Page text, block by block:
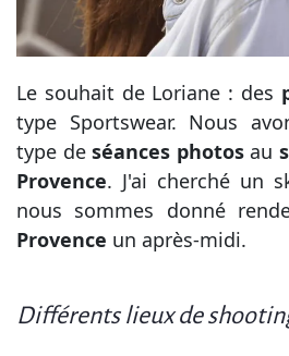
Le souhait de Loriane : des
type Sportswear. Nous
type deséances photosau
Provence. J'ai cherché un
nous sommes donné
Provence un après-midi.
Différents lieux de